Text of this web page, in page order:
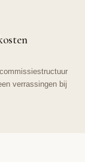
verrassingen bij